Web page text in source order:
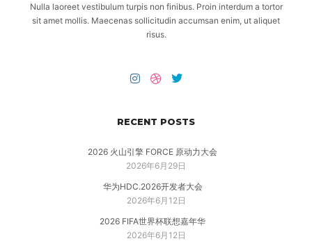
Nulla laoreet vestibulum turpis non finibus. Proin interdum a tortor
sit amet mollis. Maecenas sollicitudin accumsan enim, ut aliquet
risus.
RECENT POSTS
2026 火山引擎 FORCE 原动力大会
2026年6月29日
华为HDC.2026开发者大会
2026年6月12日
2026 FIFA世界杯联想嘉年华
2026年6月12日